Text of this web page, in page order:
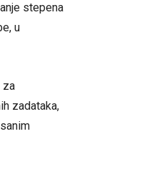
stepena
u
za
zadataka,